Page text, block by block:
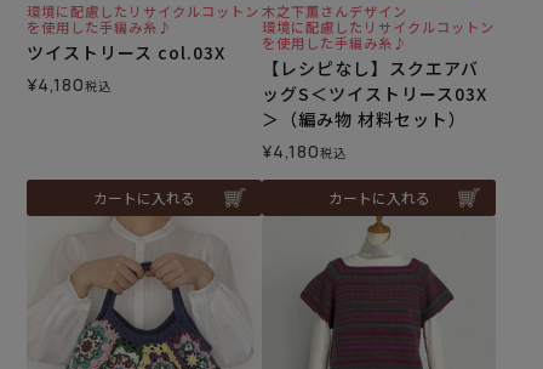
環境に配慮したリサイクルコットン
を使用した手編み糸♪
ツイストリース col.03X
¥4,180税込
カートに入れる
木之下薫さんデザイン
環境に配慮したリサイクルコットン
を使用した手編み糸♪
【レシピなし】スクエアバ
ッグS＜ツイストリース03X
＞（編み物 材料セット）
¥4,180税込
カートに入れる